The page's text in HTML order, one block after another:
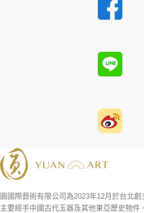
圓國際藝術有限公司為2023年12月於台北創
主要經手中國古代玉器及其他東亞歷史物件